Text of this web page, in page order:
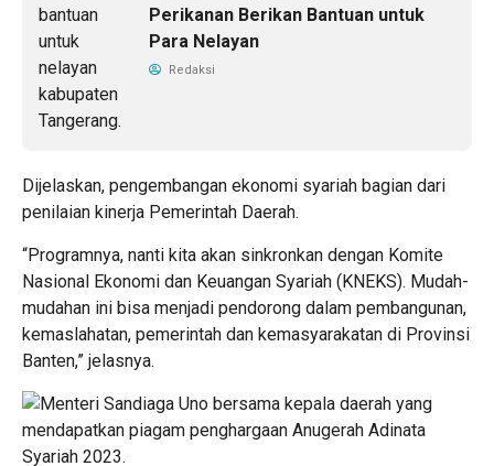
Perikanan Berikan Bantuan untuk
Para Nelayan
Redaksi
Dijelaskan, pengembangan ekonomi syariah bagian dari
penilaian kinerja Pemerintah Daerah.
“Programnya, nanti kita akan sinkronkan dengan Komite
Nasional Ekonomi dan Keuangan Syariah (KNEKS). Mudah-
mudahan ini bisa menjadi pendorong dalam pembangunan,
kemaslahatan, pemerintah dan kemasyarakatan di Provinsi
Banten,” jelasnya.